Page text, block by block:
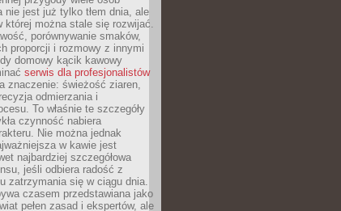
nie jest już tylko tłem dnia, ale
której można stale się rozwijać.
porównywanie smaków,
proporcji i rozmowy z innymi
domowy kącik kawowy
serwis dla profesjonalistów
znaczenie: świeżość ziaren,
odmierzania i
To właśnie te szczegóły
czynność nabiera
Nie można jednak
w kawie jest
najbardziej szczegółowa
jeśli odbiera radość z
zatrzymania się w ciągu dnia.
czasem przedstawiana jako
pełen zasad i ekspertów, ale